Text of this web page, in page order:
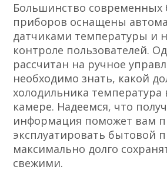
Большинство
приборов оснащены
датчиками температуры и
контроле пользователей.
рассчитан на ручное
необходимо знать, какой
холодильника
камере. Надеемся, что
информация поможет вам
эксплуатировать бытовой
максимально долго
свежими.